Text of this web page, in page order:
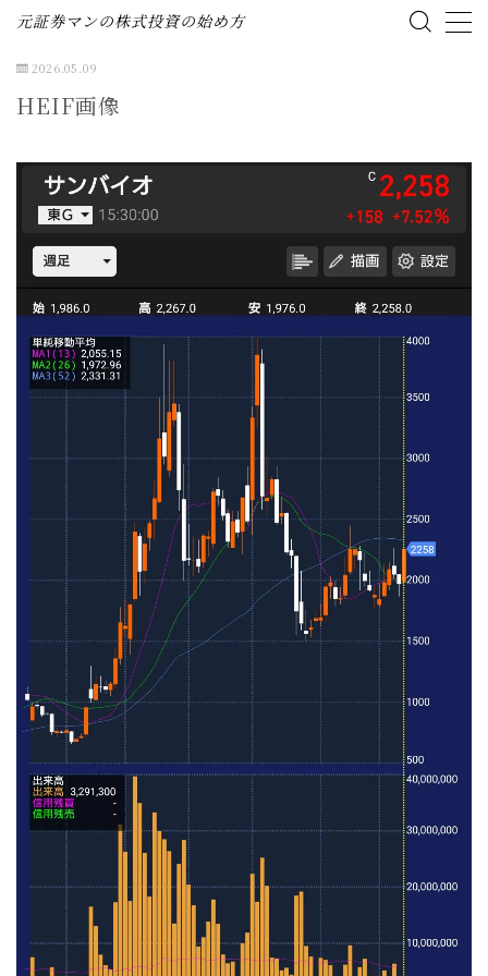
元証券マンの株式投資の始め方
MENU
株式投資の始め方
投資ブログ（資産公開）
2026.05.09
HEIF画像